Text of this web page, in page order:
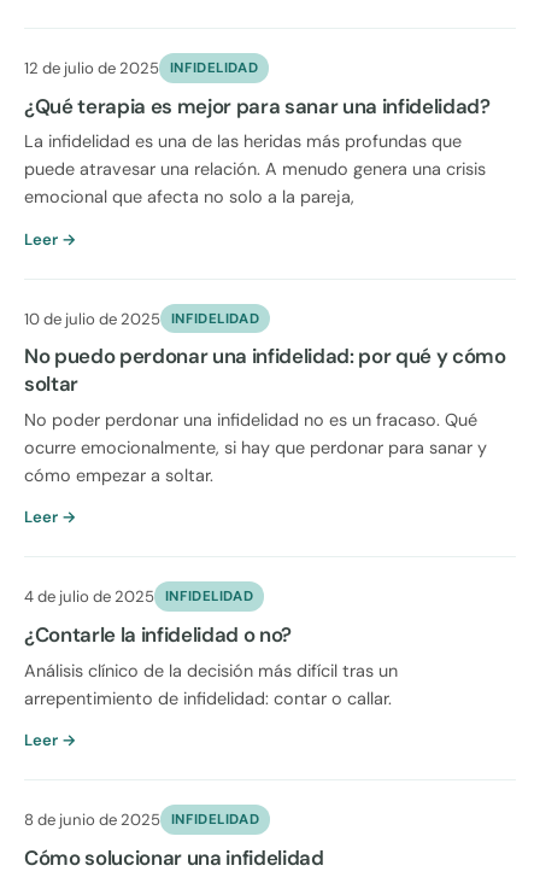
12 de julio de 2025 INFIDELIDAD
¿Qué terapia es mejor para sanar una infidelidad?
La infidelidad es una de las heridas más profundas que
puede atravesar una relación. A menudo genera una crisis
emocional que afecta no solo a la pareja,
Leer →
10 de julio de 2025 INFIDELIDAD
No puedo perdonar una infidelidad: por qué y cómo
soltar
No poder perdonar una infidelidad no es un fracaso. Qué
ocurre emocionalmente, si hay que perdonar para sanar y
cómo empezar a soltar.
Leer →
4 de julio de 2025 INFIDELIDAD
¿Contarle la infidelidad o no?
Análisis clínico de la decisión más difícil tras un
arrepentimiento de infidelidad: contar o callar.
Leer →
8 de junio de 2025 INFIDELIDAD
Cómo solucionar una infidelidad